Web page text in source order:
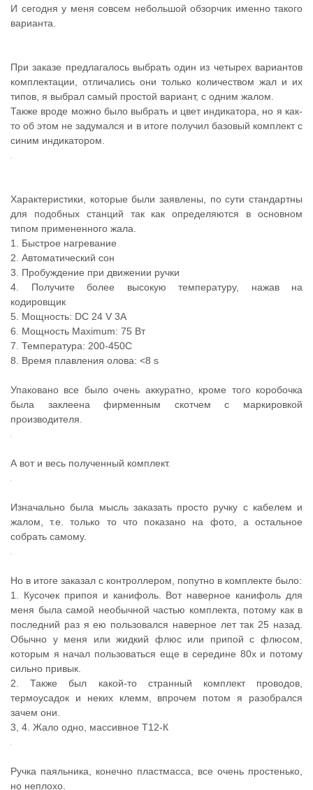
И сегодня у меня совсем небольшой обзорчик именно такого
варианта.
При заказе предлагалось выбрать один из четырех вариантов
комплектации, отличались они только количеством жал и их
типов, я выбрал самый простой вариант, с одним жалом.
Также вроде можно было выбрать и цвет индикатора, но я как-
то об этом не задумался и в итоге получил базовый комплект с
синим индикатором.
Характеристики, которые были заявлены, по сути стандартны
для подобных станций так как определяются в основном
типом примененного жала.
1. Быстрое нагревание
2. Автоматический сон
3. Пробуждение при движении ручки
4. Получите более высокую температуру, нажав на
кодировщик
5. Мощность: DC 24 V 3A
6. Мощность Maximum: 75 Вт
7. Температура: 200-450C
8. Время плавления олова: <8 s
Упаковано все было очень аккуратно, кроме того коробочка
была заклеена фирменным скотчем с маркировкой
производителя.
А вот и весь полученный комплект.
Изначально была мысль заказать просто ручку с кабелем и
жалом, т.е. только то что показано на фото, а остальное
собрать самому.
Но в итоге заказал с контроллером, попутно в комплекте было:
1. Кусочек припоя и канифоль. Вот наверное канифоль для
меня была самой необычной частью комплекта, потому как в
последний раз я ею пользовался наверное лет так 25 назад.
Обычно у меня или жидкий флюс или припой с флюсом,
которым я начал пользоваться еще в середине 80х и потому
сильно привык.
2. Также был какой-то странный комплект проводов,
термоусадок и неких клемм, впрочем потом я разобрался
зачем они.
3, 4. Жало одно, массивное Т12-К
Ручка паяльника, конечно пластмасса, все очень простенько,
но неплохо.